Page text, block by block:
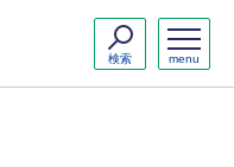
menu
検索